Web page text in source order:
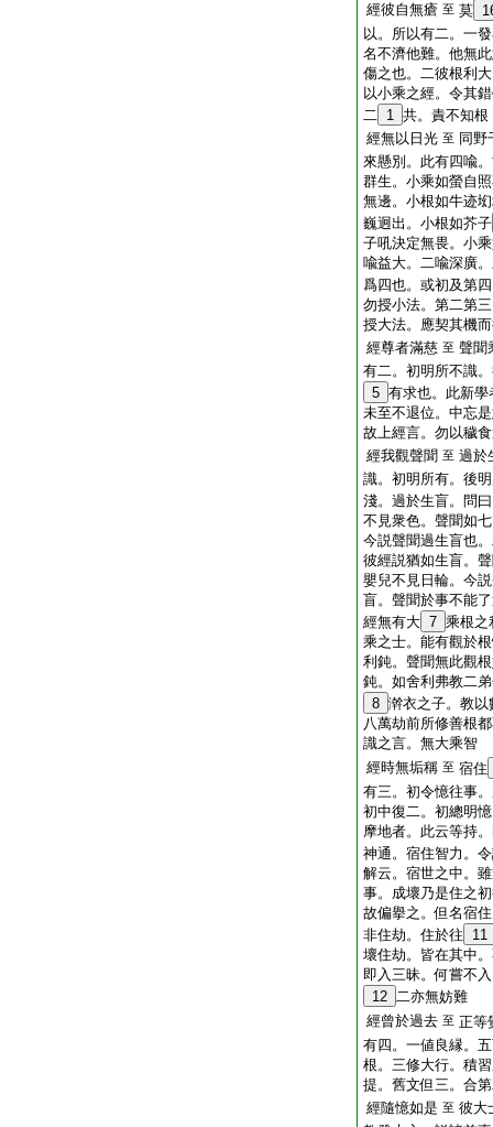
經彼自無瘡 至 莫
以。所以有二。一
名不濟他難。他無
傷之也。二彼根利
以小乘之經。令其
二 1 共。責不知根
經無以日光 至 同
來懸別。此有四喩
群生。小乘如螢自
無邊。小根如牛迹
巍迥出。小根如芥子
子吼決定無畏。小
喩益大。二喩深廣
爲四也。或初及第
勿授小法。第二第
授大法。應契其機
經尊者滿慈 至 聲聞
有二。初明所不識
5 有求也。此新
未至不退位。中忘
故上經言。勿以穢
經我觀聲聞 至 過於
識。初明所有。後
淺。過於生盲。問
不見衆色。聲聞如
今説聲聞過生盲也
彼經説猶如生盲。
嬰兒不見日輪。今
盲。聲聞於事不能
經無有大 7 乘根
乘之士。能有觀於
利鈍。聲聞無此觀
鈍。如舍利弗教二
8 澣衣之子。教
八萬劫前所修善根
識之言。無大乘智
經時無垢稱 至 宿住
有三。初令憶往事
初中復二。初總明
摩地者。此云等持
神通。宿住智力。
解云。宿世之中。
事。成壞乃是住之
故偏擧之。但名宿
非住劫。住於往
11
壞住劫。皆在其中
即入三昧。何嘗不
12 二亦無妨難
經曾於過去 至 正等
有四。一値良縁。
根。三修大行。積
提。舊文但三。合
經隨憶如是 至 彼大